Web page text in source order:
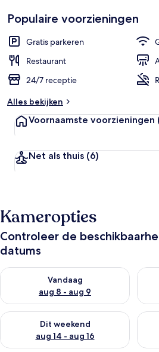
Populaire voorzieningen
Gratis parkeren
Restaurant
24/7 receptie
Alles bekijken
Voornaamste voorzieningen
Net als thuis (6)
Kameropties
Controleer de
datums
Vandaag
aug 8 - aug 9
De beschikbaarheid controlerenDe
Dit weekend
aug 14 - aug 16
De beschikbaarheid controlerenDe